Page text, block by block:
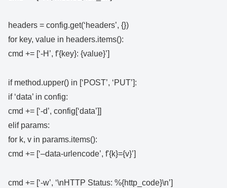
headers = config.get(‘headers’, {})
for key, value in headers.items():
cmd += [‘-H’, f'{key}: {value}’]
if method.upper() in [‘POST’, ‘PUT’]:
if ‘data’ in config:
cmd += [‘-d’, config[‘data’]]
elif params:
for k, v in params.items():
cmd += [‘–data-urlencode’, f'{k}={v}’]
cmd += [‘-w’, ‘\nHTTP Status: %{http_code}\n’]